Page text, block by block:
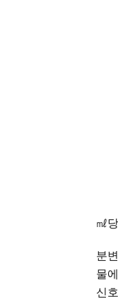
㎖
분
물
신